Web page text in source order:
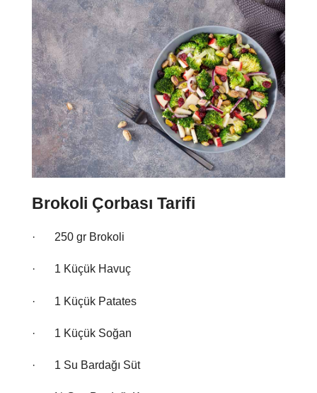
Brokoli Çorbası Tarifi
· 250 gr Brokoli
· 1 Küçük Havuç
· 1 Küçük Patates
· 1 Küçük Soğan
· 1 Su Bardağı Süt